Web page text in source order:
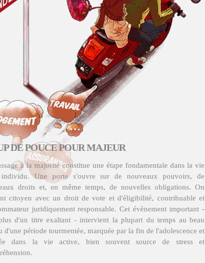
DE POUCE POUR MAJEUR
à la majorité constitue une étape fondamentale dans la vie
Une porte s'ouvre sur de nouveaux pouvoirs, de
droits et, en même temps, de nouvelles obligations. On
citoyen avec un droit de vote et d'éligibilité, contribuable et
juridiquement responsable. Cet évènement important -
d'un titre exaltant - intervient la plupart du temps au beau
d'une période tourmentée, marquée par la fin de l'adolescence et
dans la vie active, bien souvent source de stress et